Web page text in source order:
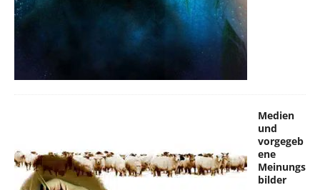
Medien
und
vorgegeb
ene
Meinungs
bilder